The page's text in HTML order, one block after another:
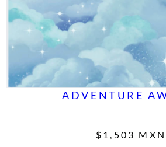
ADVENTURE
$ 1,503 MXN